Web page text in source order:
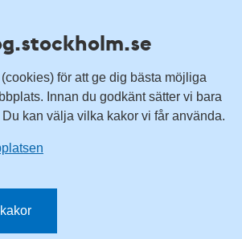
Instagram
borde publicera på webbplatsen? Mejla
för att ge dig bästa möjliga
Innan du godkänt sätter vi bara
kan välja vilka kakor vi får använda.